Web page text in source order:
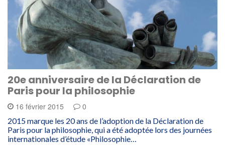
20e anniversaire de la Déclaration de
Paris pour la philosophie
16 février 2015 0
2015 marque les 20 ans de l’adoption de la Déclaration de
Paris pour la philosophie, qui a été adoptée lors des journées
internationales d’étude «Philosophie…